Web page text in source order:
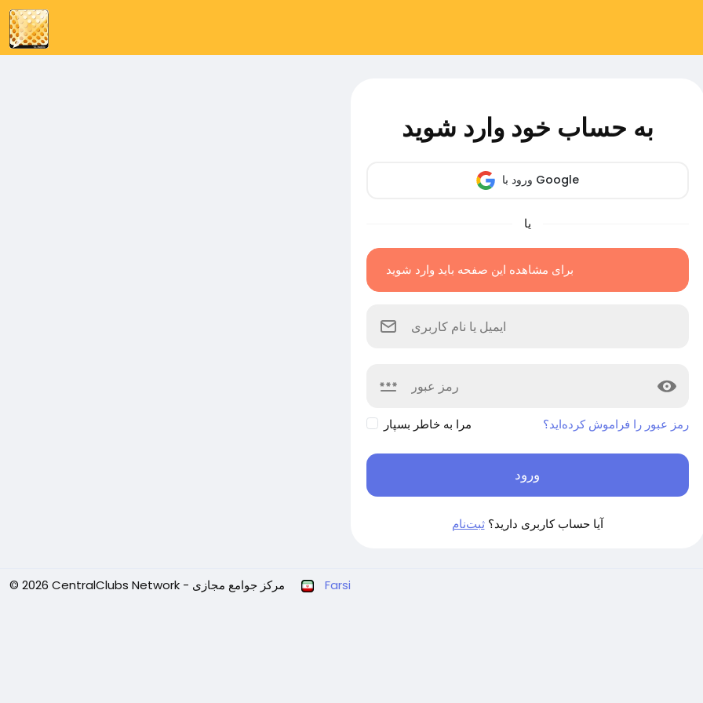
به حساب خود وارد شوید
ورود با Google
یا
برای مشاهده این صفحه باید وارد شوید
مرا به خاطر بسپار رمز عبور را فراموش کرده‌اید؟
ورود
آیا حساب کاربری دارید؟ثبت‌نام
© 2026 CentralClubs Network - مرکز جوامع مجازی Farsi